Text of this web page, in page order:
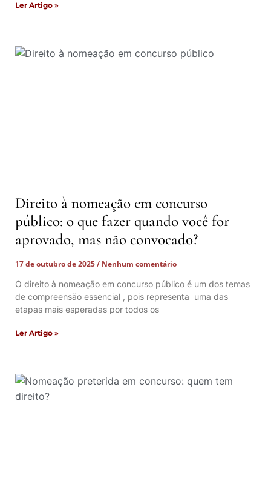
Ler Artigo »
Direito à nomeação em concurso
público: o que fazer quando você for
aprovado, mas não convocado?
17 de outubro de 2025
Nenhum comentário
O direito à nomeação em concurso público é um dos temas
de compreensão essencial , pois representa uma das
etapas mais esperadas por todos os
Ler Artigo »